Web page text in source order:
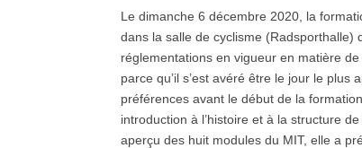
Le dimanche 6 décembre 2020, la
dans la salle de cyclisme
réglementations en vigueur en matière
parce qu’il s’est avéré être le jour le
préférences avant le début de la
introduction à l’histoire et à la structure
aperçu des huit modules du MIT, elle a